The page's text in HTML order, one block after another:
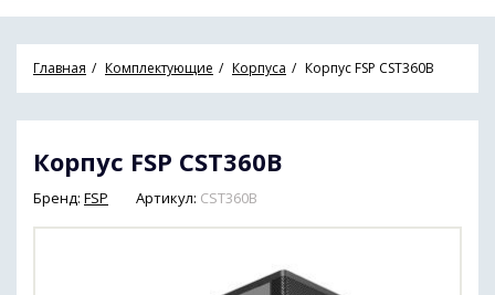
Главная Комплектующие Корпуса Корпус FSP CST360B
Корпус FSP CST360B
Бренд: FSP Артикул: CST360B